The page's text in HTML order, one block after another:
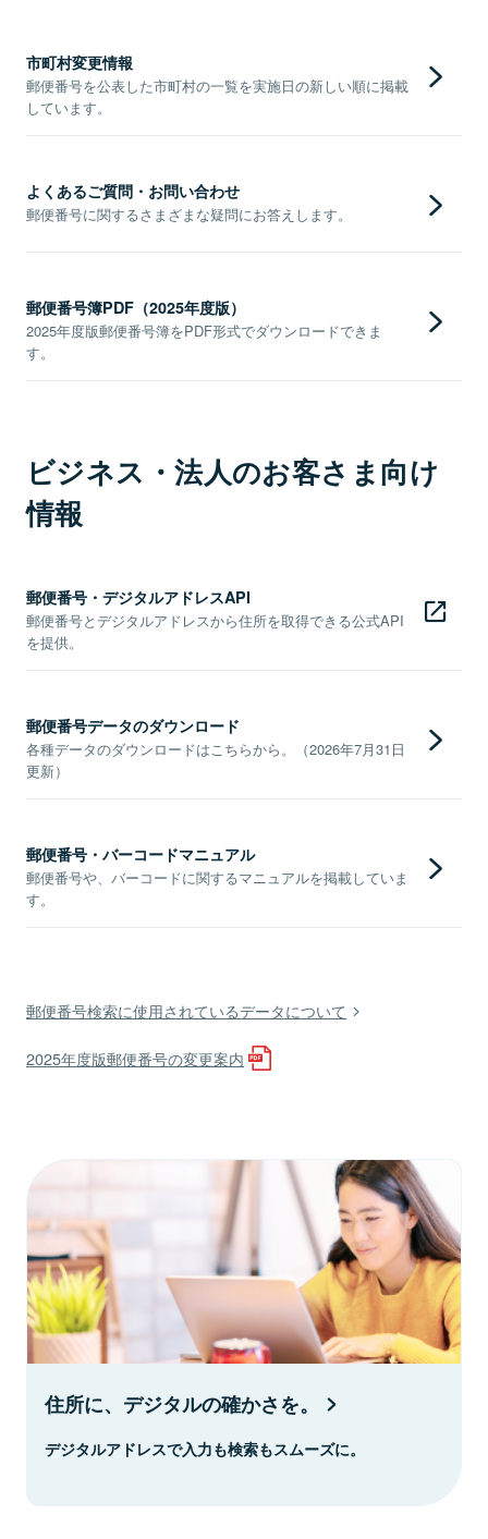
市町村変更情報
郵便番号を公表した市町村の一覧を実施日の新しい順に掲載
しています。
よくあるご質問・お問い合わせ
郵便番号に関するさまざまな疑問にお答えします。
郵便番号簿PDF（2025年度版）
2025年度版郵便番号簿をPDF形式でダウンロードできま
す。
ビジネス・法人のお客さま向け
情報
郵便番号・デジタルアドレスAPI
郵便番号とデジタルアドレスから住所を取得できる公式API
を提供。
郵便番号データのダウンロード
各種データのダウンロードはこちらから。（2026年7月31日
更新）
郵便番号・バーコードマニュアル
郵便番号や、バーコードに関するマニュアルを掲載していま
す。
郵便番号検索に使用されているデータについて
2025年度版郵便番号の変更案内
住所に、デジタルの確かさを。
デジタルアドレスで入力も検索もスムーズに。